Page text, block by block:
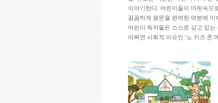
이야기한다. 어린이들이 머릿속으
꼼꼼하게 원문을 완역한 덕분에 이
어린이 독자들은 스스로 갖고 있
어쩌면 사회적 이슈인 ‘노 키즈 존